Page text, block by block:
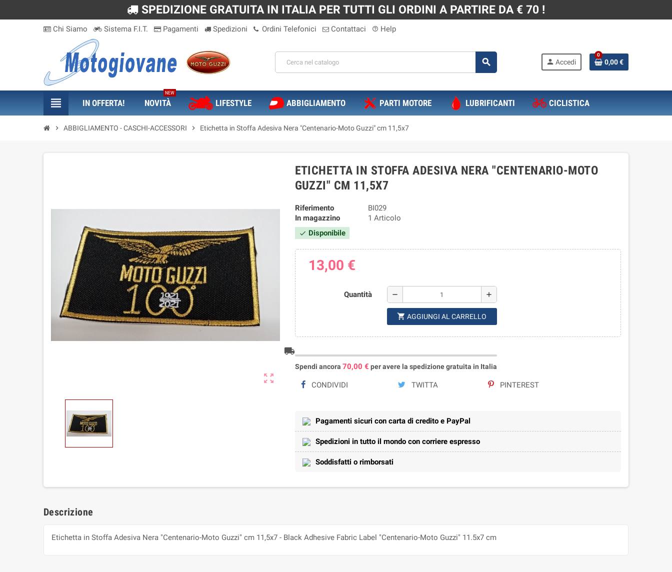
SPEDIZIONE GRATUITA IN ITALIA PER TUTTI GLI ORDINI A PARTIRE DA € 70 !
Chi Siamo Sistema F.I.T. Pagamenti Spedizioni Ordini Telefonici Contattaci help_outline Help
search person Accedi
0
0,00 €
view_headline IN OFFERTA! NOVITÀ
NEW
LIFESTYLE ABBIGLIAMENTO PARTI MOTORE LUBRIFICANTI CICLISTICA
chevron_right ABBIGLIAMENTO - CASCHI-ACCESSORI chevron_right Etichetta in Stoffa Adesiva Nera "Centenario-Moto Guzzi" cm 11,5x7
zoom_out_map
ETICHETTA IN STOFFA ADESIVA NERA "CENTENARIO-MOTO
GUZZI" CM 11,5X7
Riferimento
BI029
In magazzino
1 Articolo
check Disponibile
13,00 €
Quantità remove add
shopping_cart AGGIUNGI AL CARRELLO
local_shipping
Spendi ancora 70,00 € per avere la spedizione gratuita in Italia
CONDIVIDI TWITTA PINTEREST
Pagamenti sicuri con carta di credito e PayPal
Spedizioni in tutto il mondo con corriere espresso
Soddisfatti o rimborsati
Descrizione
Etichetta in Stoffa Adesiva Nera "Centenario-Moto Guzzi" cm 11,5x7 - Black Adhesive Fabric Label "Centenario-Moto Guzzi" 11.5x7 cm